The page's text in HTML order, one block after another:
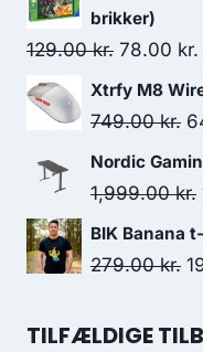
brikker)
129.00kr. Original
price
was:
78.00 kr.
Xtrfy M8
749.00kr.
Nordic
1,999.00kr.
BIK Banana
279.00kr.
TILFÆLDIGE